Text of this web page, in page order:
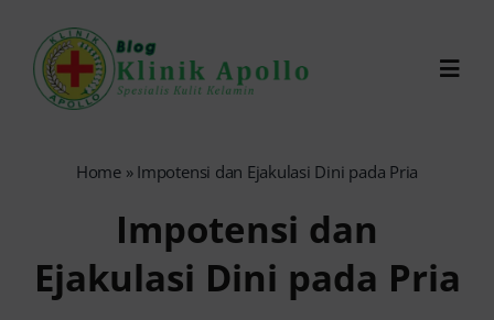
content
0821-1099-9870
Reservasi Online
Home» Impotensi dan Ejakulasi Dini pada Pria
Impotensi dan
Ejakulasi Dini pada Pria